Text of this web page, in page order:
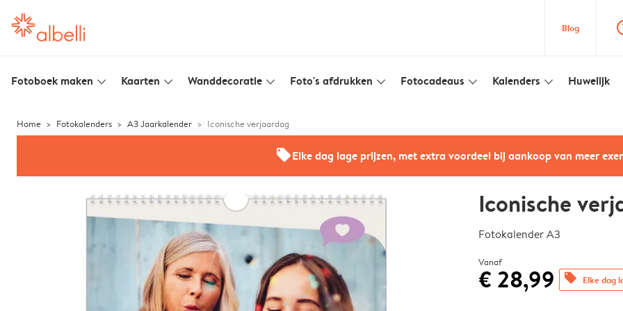
Blog
Fotoboek maken slim_arrow_down Kaarten slim_arrow_down Wanddecoratie slim_arrow_down Foto's afdrukken slim_arrow_down Fotocadeaus slim_arrow_down Kalenders slim_arrow_down Huwelijk
Home Fotokalenders A3 Jaarkalender Iconische verjaardag
offersElke dag lage prijzen, met extra voordeel bij aankoop van meer
Iconische
Fotokalender A3
Vanaf
€ 28,99 offers Elke dag